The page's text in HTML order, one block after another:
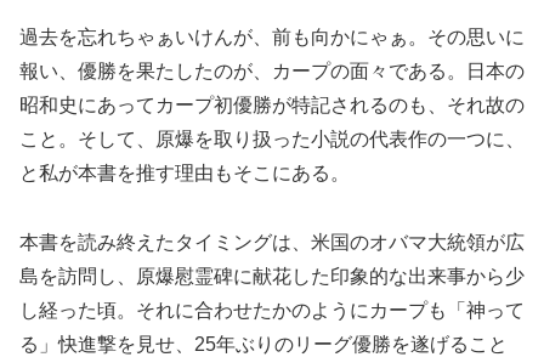
過去を忘れちゃぁいけんが、前も向かにゃぁ。その思いに
報い、優勝を果たしたのが、カープの面々である。日本の
昭和史にあってカープ初優勝が特記されるのも、それ故の
こと。そして、原爆を取り扱った小説の代表作の一つに、
と私が本書を推す理由もそこにある。
本書を読み終えたタイミングは、米国のオバマ大統領が広
島を訪問し、原爆慰霊碑に献花した印象的な出来事から少
し経った頃。それに合わせたかのようにカープも「神って
る」快進撃を見せ、25年ぶりのリーグ優勝を遂げること